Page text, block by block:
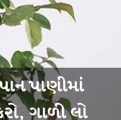
પાણીમાં
ગાળી લો